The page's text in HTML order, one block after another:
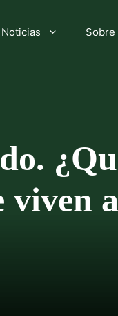
Noticias
viven